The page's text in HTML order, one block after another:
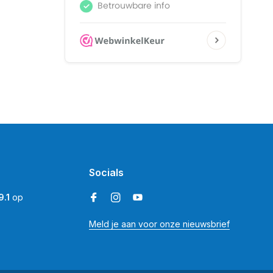
op
Socials
Meld je aan voor onze nieuwsbrief